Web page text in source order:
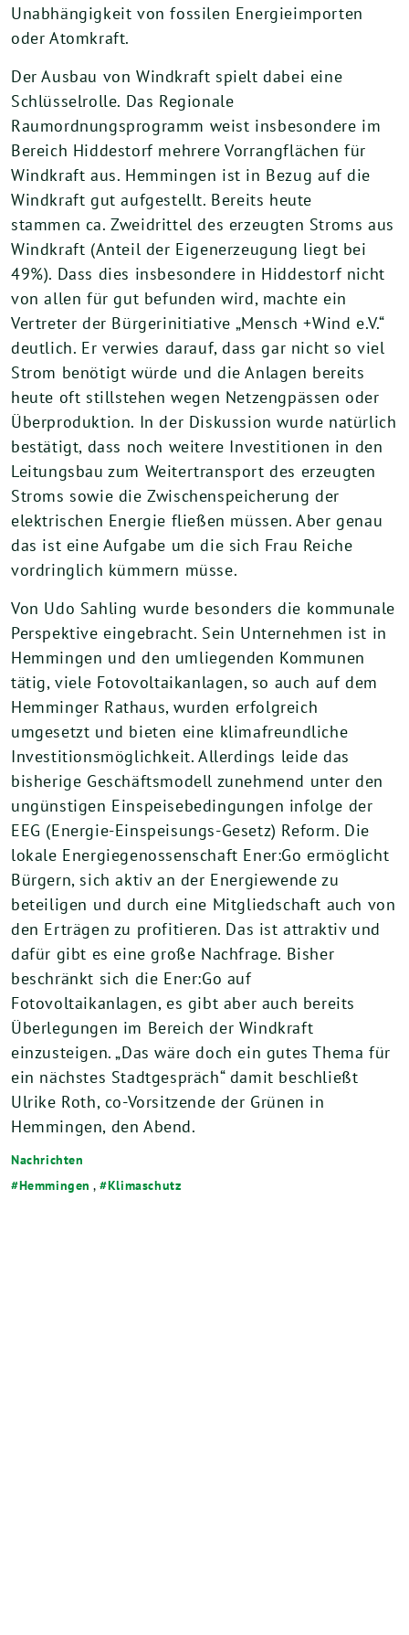
Unabhängigkeit von fossilen Energieimporten
oder Atomkraft.
Der Ausbau von Windkraft spielt dabei eine
Schlüsselrolle. Das Regionale
Raumordnungsprogramm weist insbesondere im
Bereich Hiddestorf mehrere Vorrangflächen für
Windkraft aus. Hemmingen ist in Bezug auf die
Windkraft gut aufgestellt. Bereits heute
stammen ca. Zweidrittel des erzeugten Stroms aus
Windkraft (Anteil der Eigenerzeugung liegt bei
49%). Dass dies insbesondere in Hiddestorf nicht
von allen für gut befunden wird, machte ein
Vertreter der Bürgerinitiative „Mensch +Wind e.V.“
deutlich. Er verwies darauf, dass gar nicht so viel
Strom benötigt würde und die Anlagen bereits
heute oft stillstehen wegen Netzengpässen oder
Überproduktion. In der Diskussion wurde natürlich
bestätigt, dass noch weitere Investitionen in den
Leitungsbau zum Weitertransport des erzeugten
Stroms sowie die Zwischenspeicherung der
elektrischen Energie fließen müssen. Aber genau
das ist eine Aufgabe um die sich Frau Reiche
vordringlich kümmern müsse.
Von Udo Sahling wurde besonders die kommunale
Perspektive eingebracht. Sein Unternehmen ist in
Hemmingen und den umliegenden Kommunen
tätig, viele Fotovoltaikanlagen, so auch auf dem
Hemminger Rathaus, wurden erfolgreich
umgesetzt und bieten eine klimafreundliche
Investitionsmöglichkeit. Allerdings leide das
bisherige Geschäftsmodell zunehmend unter den
ungünstigen Einspeisebedingungen infolge der
EEG (Energie-Einspeisungs-Gesetz) Reform. Die
lokale Energiegenossenschaft Ener:Go ermöglicht
Bürgern, sich aktiv an der Energiewende zu
beteiligen und durch eine Mitgliedschaft auch von
den Erträgen zu profitieren. Das ist attraktiv und
dafür gibt es eine große Nachfrage. Bisher
beschränkt sich die Ener:Go auf
Fotovoltaikanlagen, es gibt aber auch bereits
Überlegungen im Bereich der Windkraft
einzusteigen. „Das wäre doch ein gutes Thema für
ein nächstes Stadtgespräch“ damit beschließt
Ulrike Roth, co-Vorsitzende der Grünen in
Hemmingen, den Abend.
Nachrichten
Hemmingen , Klimaschutz